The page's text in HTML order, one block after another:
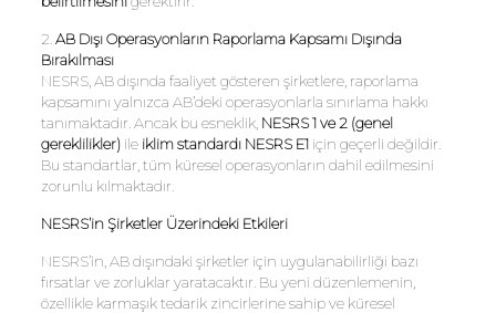
2. AB Dışı Operasyonların Raporlama Kapsamı Dışında
Bırakılması
NESRS, AB dışında faaliyet gösteren şirketlere, raporlama
kapsamını yalnızca AB’deki operasyonlarla sınırlama hakkı
tanımaktadır. Ancak bu esneklik, NESRS 1 ve 2 (genel
gereklilikler)ile iklim standardı NESRS E1için geçerli değildir.
Bu standartlar, tüm küresel operasyonların dahil edilmesini
zorunlu kılmaktadır.
NESRS’in Şirketler Üzerindeki Etkileri
NESRS’in, AB dışındaki şirketler için uygulanabilirliği bazı
fırsatlar ve zorluklar yaratacaktır. Bu yeni düzenlemenin,
özellikle karmaşık tedarik zincirlerine sahip ve küresel